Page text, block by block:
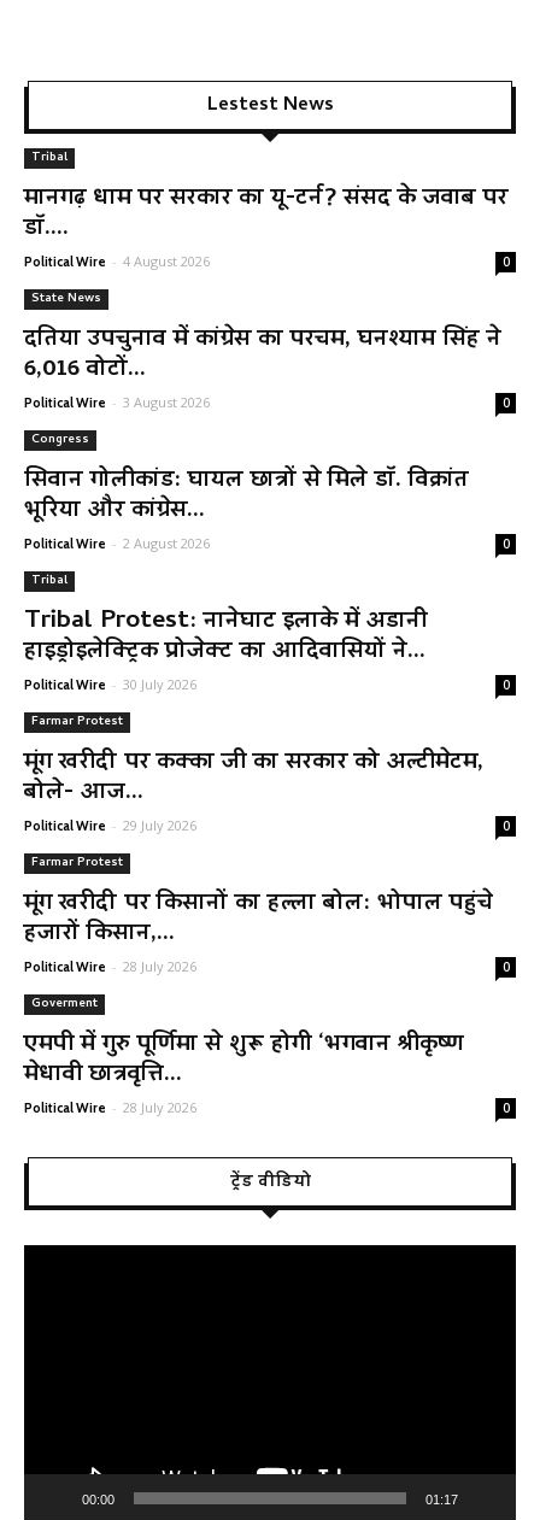
Lestest News
Tribal
मानगढ़ धाम पर सरकार का यू-टर्न? संसद के जवाब पर
डॉ....
Political Wire - 4 August 2026 0
State News
दतिया उपचुनाव में कांग्रेस का परचम, घनश्याम सिंह ने
6,016 वोटों...
Political Wire - 3 August 2026 0
Congress
सिवान गोलीकांड: घायल छात्रों से मिले डॉ. विक्रांत
भूरिया और कांग्रेस...
Political Wire - 2 August 2026 0
Tribal
Tribal Protest: नानेघाट इलाके में अडानी
हाइड्रोइलेक्ट्रिक प्रोजेक्ट का आदिवासियों ने...
Political Wire - 30 July 2026 0
Farmar Protest
मूंग खरीदी पर कक्का जी का सरकार को अल्टीमेटम,
बोले- आज...
Political Wire - 29 July 2026 0
Farmar Protest
मूंग खरीदी पर किसानों का हल्ला बोल: भोपाल पहुंचे
हजारों किसान,...
Political Wire - 28 July 2026 0
Goverment
एमपी में गुरु पूर्णिमा से शुरू होगी ‘भगवान श्रीकृष्ण
मेधावी छात्रवृत्ति...
Political Wire - 28 July 2026 0
ट्रेंड वीडियो
00:00 01:17